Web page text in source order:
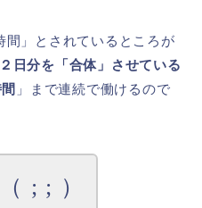
間」とされているところが
日分を「合体」させている
」まで連続で働けるので
; ; ）